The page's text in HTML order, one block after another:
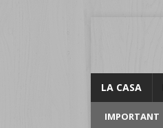
LA CASA
IMPORTANT